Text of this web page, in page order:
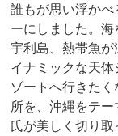
誰もが思い浮か
ーにしました。
宇利島、熱帯魚
イナミックな天
ゾートへ行きた
所を、沖縄をテ
氏が美しく切り